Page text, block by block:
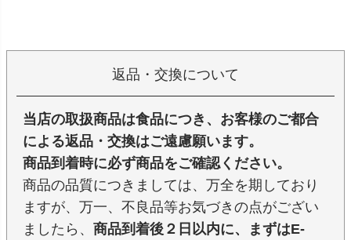
返品・交換について
当店の取扱商品は食品につき、お客様のご都合
による返品・交換はご遠慮願います。
商品到着時に必ず商品をご確認ください。
商品の品質につきましては、万全を期しており
ますが、万一、不良品等お気づきの点がござい
ましたら、 商品到着後２日以内に、まずはE-